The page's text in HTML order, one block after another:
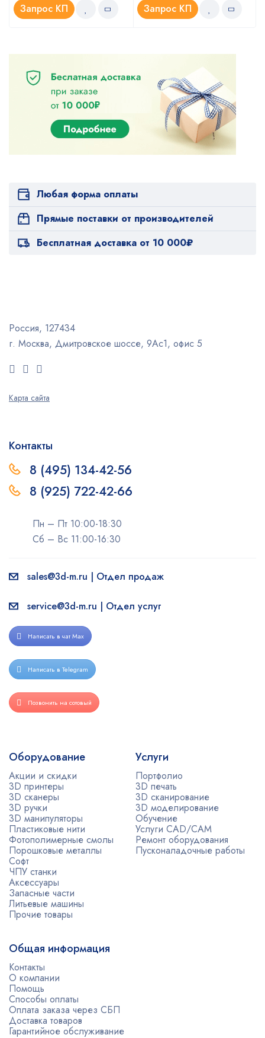
Запрос КП Запрос КП
Любая форма оплаты
Прямые поставки от производителей
Бесплатная доставка от 10 000₽
Россия, 127434
г. Москва, Дмитровское шоссе, 9Ас1, офис 5
Карта сайта
Контакты
8 (495) 134-42-56
8 (925) 722-42-66
Пн – Пт 10:00-18:30
Сб – Вс 11:00-16:30
sales@3d-m.ru | Отдел продаж
service@3d-m.ru | Отдел услуг
Написать в чат Max
Написать в Telegram
Позвонить на сотовый
Оборудование
Акции и скидки
3D принтеры
3D сканеры
3D ручки
3D манипуляторы
Пластиковые нити
Фотополимерные смолы
Порошковые металлы
Софт
ЧПУ станки
Аксессуары
Запасные части
Литьевые машины
Прочие товары
Услуги
Портфолио
3D печать
3D сканирование
3D моделирование
Обучение
Услуги CAD/CAM
Ремонт оборудования
Пусконаладочные работы
Общая информация
Контакты
О компании
Помощь
Способы оплаты
Оплата заказа через СБП
Доставка товаров
Гарантийное обслуживание